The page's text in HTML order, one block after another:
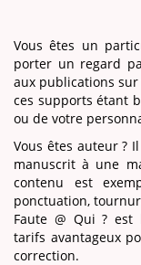
Vous êtes un
porter un regard
aux publications
ces supports étant
ou de votre
Vous êtes auteur ?
manuscrit à une
contenu est
ponctuation,
Faute @ Qui ?
tarifs avantageux
correction.